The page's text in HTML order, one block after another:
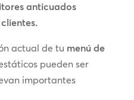
anticuados
actual de tu menú de
pueden ser
importantes